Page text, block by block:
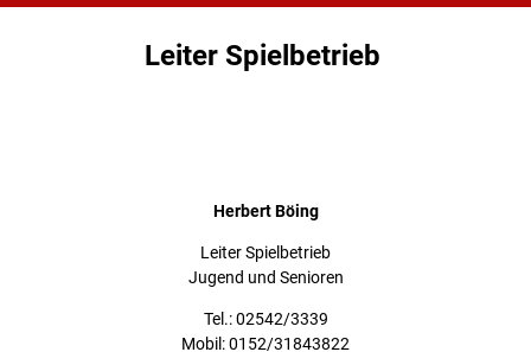
Leiter Spielbetrieb
Herbert Böing
Leiter Spielbetrieb
Jugend und Senioren
Tel.: 02542/3339
Mobil: 0152/31843822